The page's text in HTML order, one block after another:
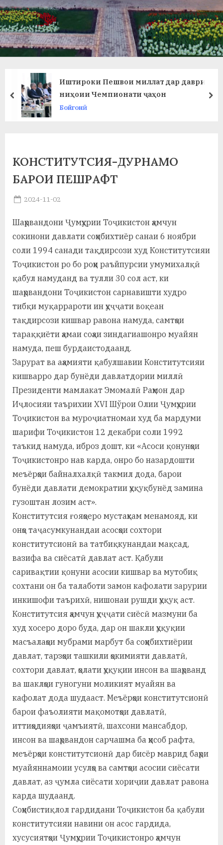
в
л
а
т
и
а
н
м
Н
с
р
и
у
р
Иштироки Пешвои миллат дар даври
ниҳоии Чемпионати ҷаҳон
Бойгонӣ
prev
КОНСТИТУТСИЯ-ДУРНАМО
БАРОИ ПЕШРАФТ
Posted
2024-11-02
Шаҳрвандони Ҷумҳурии Тоҷикистон ҳамчун
сокинони давлати соҳибихтиёр санаи 6 ноябри
соли 1994 санади тақдирсози худ Конститутсияи
Тоҷикистон ро бо роҳи раъйпурсии умумихалқӣ
қабул намуданд ва тулли 30 сол аст, ки
шаҳрвандони Тоҷикистон сарнавишти худро
тибқи муқаррароти ин ҳуҷҷати воқеан
тақдирсози кишвар равона намуда, самтҳои
тараққиёти ҳамаи соҳаи зиндагиашонро муайян
намуда, пеш бурдаистодаанд.
Зарурат ва аҳамияти қабулшавии Конститутсияи
кишварро дар бунёди давлатдории миллӣ
Президенти мамлакат Эмомалӣ Раҳмон дар
Иҷлосияи таърихии XVI Шўрои Олии Ҷумҳурии
Тоҷикистон ва муроҷиатномаи худ ба мардуми
шарифи Тоҷикистон 12 декабри соли 1992
таъкид намуда, иброз дошт, ки «Асоси қонунҳои
Тоҷикистонро нав карда, онро бо назардошти
меъёрҳои байналхалқӣ такмил дода, барои
бунёди давлати демократии ҳуқуқбунёд замина
гузоштан лозим аст».
Конститутсия ғояҳоеро мустаҳкам менамояд, ки
онҳо таҷасумкунандаи асосҳои сохтори
конститутсионӣ ва татбиқкунандаи мақсад,
вазифа ва сиёсатӣ давлат аст. Қабули
саривақтии қонуни асосии кишвар ва мутобиқ
сохтани он ба талаботи замон кафолати зарурии
инкишофи таърихӣ, нишонаи рушди ҳуқуқ аст.
Конститутсия ҳамчун ҳуҷҷати сиёсӣ мазмуни ба
худ хосеро доро буда, дар он шакли ҳуқуқии
масъалаҳои мубрами марбут ба соҳибихтиёрии
давлат, тарзҳои ташкили ҳокимияти давлатӣ,
сохтори давлат, ҳолати ҳуқуқии инсон ва шаҳрванд
ва шаклҳои гуногуни моликият муайян ва
кафолат дода шудааст. Меъёрҳои конститутсионӣ
барои фаъолияти мақомотҳои давлатӣ,
иттиҳодияҳои ҷамъиятӣ, шахсони мансабдор,
инсон ва шаҳрвандон сарчашма ба ҳисоб рафта,
меъёрҳои конститутсионӣ дар бисёр маврид баҳри
муайяннамоии усулҳо ва самтҳои асосии сиёсати
давлат, аз ҷумла сиёсати хориҷии давлат равона
карда шудаанд.
Соҳибистиқлол гардидани Тоҷикистон ба қабули
конститутсияи навини он асос гардида,
хусусиятҳои Ҷумҳурии Тоҷикистонро ҳамчун